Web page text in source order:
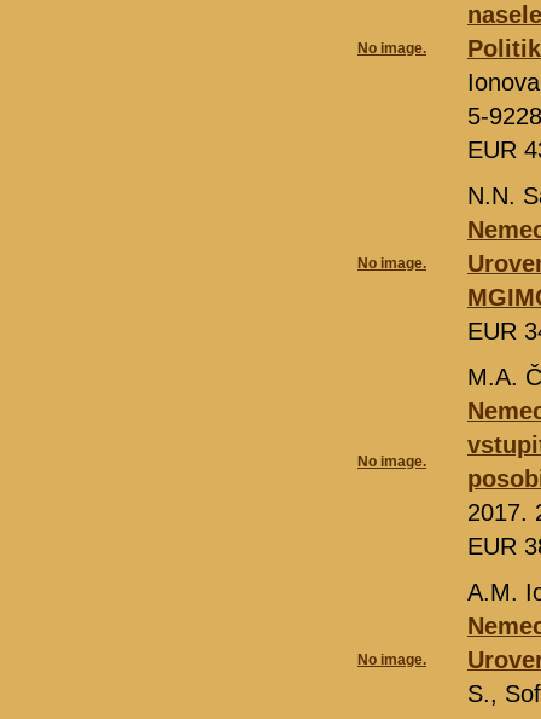
No image.
5-
EUR
No image.
N.N.
EUR
No image.
M.A.
2017.
EUR
No image.
A.M.
S.,